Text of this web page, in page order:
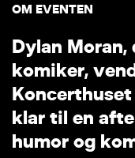
OM EVENTEN
Dylan Moran,
komiker, ven
Koncerthuset
klar til en afte
humor og ko